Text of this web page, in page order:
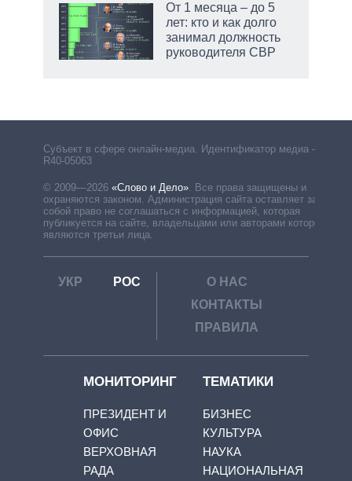
От 1 месяца – до 5
лет: кто и как долго
занимал должность
руководителя СВР
Субъект в сфере онлайн-медиа. Идентификатор медиа –
R40-05063
© 2009—2026 «Слово и Дело». Все права защищены и
охраняются законом. Администрация сайта оставляет за
собой право не соглашаться с информацией, которая
публикуется на сайте, владельцами или авторами которой
являются третьи лица.
УКР РОС
О НАС
КОНТАКТЫ
ПРАВИЛА
МОНИТОРИНГ
ПРЕЗИДЕНТ И
ОФИС
ВЕРХОВНАЯ
РАДА
ТЕМАТИКИ
БИЗНЕС
КУЛЬТУРА
НАУКА
НАЦИОНАЛЬНАЯ